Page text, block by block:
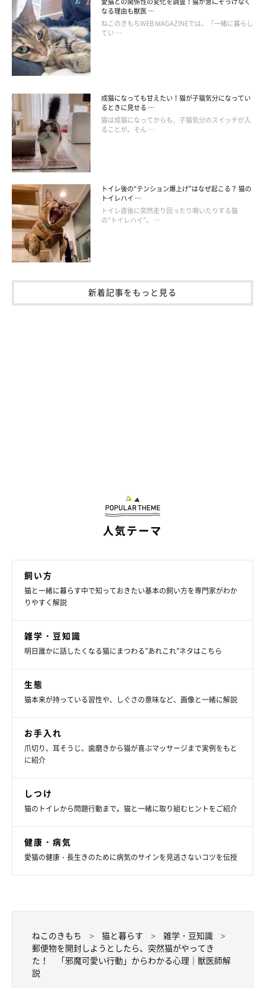
んで、たくさんなでくりまわされて満足します。
たまに待ちきれなくて自分から寄ってくる、なんてところもたま
らなく可愛いです」
【獣医師解説】飼い主さんが開封しようとし
郵便物の上に乗るおはぎちゃん
飼い主さんが届いていた郵便物を確認しようとしたところ、おは
ぎちゃんが郵便物の上に座り込んでしまったそうです。猫のこの
行動からは、どのような心理が読み取れるのでしょうか。
ねこのきもち獣医師相談室の原 駿太朗先生に聞きました。
原先生：
家ではよく見られますよね。
りやすいものには以下の2つの特徴があると思います。
おはぎちゃんは、飼い主さんの注意がその郵便物に向いているこ
とを敏感に感じたのだと思います。そのため、注意を引くために
郵便物の上に乗った
なる理由も獣医 …
ねこのきもちWEB MAGAZINEでは、「一緒に暮らし
てい …
成猫になっても甘えたい！猫が子猫気分になってい
るときに見せる …
猫は成猫になってからも、子猫気分のスイッチが入
ることが。そん …
トイレ後の“テンション爆上げ”はなぜ起こる？ 猫の
トイレハイ …
トイレ直後に突然走り回ったり鳴いたりする猫
の“トイレハイ”。 …
新着記事をもっと見る
人気テーマ
飼い方
猫と一緒に暮らす中で知っておきたい基本の飼い方を専門家がわか
りやすく解説
雑学・豆知識
明日誰かに話したくなる猫にまつわる”あれこれ”ネタはこちら
生態
猫本来が持っている習性や、しぐさの意味など、画像と一緒に解説
お手入れ
爪切り、耳そうじ、歯磨きから猫が喜ぶマッサージまで実例をもと
に紹介
しつけ
猫のトイレから問題行動まで。猫と一緒に取り組むヒントをご紹介
健康・病気
愛猫の健康・長生きのために病気のサインを見逃さないコツを伝授
ねこのきもち 猫と暮らす
雑学・豆知識
郵便物を開封しようとしたら、突然猫がやってき
た！ 「邪魔可愛い行動」からわかる心理｜獣医師解
説